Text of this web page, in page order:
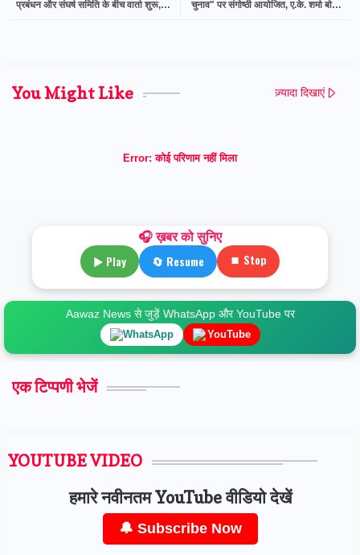
चुनाव" पर संगोष्ठी आयोजित, ए.के. शर्मा बोले -
प्रबंधन और संघर्ष समिति के बीच वार्ता शुरू,
You Might Like ज़्यादा दिखाएं
Error: कोई परिणाम नहीं मिला
🎧 ख़बर को सुनिए
▶ Play 🔄 Resume ⏹ Stop
Aawaz News से जुड़ें WhatsApp और YouTube पर
WhatsApp YouTube
एक टिप्पणी भेजें
YOUTUBE VIDEO
हमारे नवीनतम YouTube वीडियो देखें
🔔 Subscribe Now